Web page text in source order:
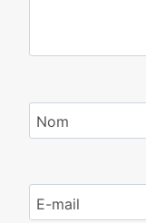
Nom
E-mail